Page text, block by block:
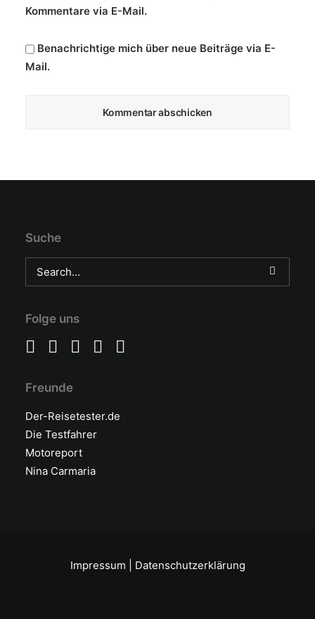
Kommentare via E-Mail.
Benachrichtige mich über neue Beiträge via E-
Mail.
Suche
Folge uns
Freunde
Der-Reisetester.de
Die Testfahrer
Motoreport
Nina Carmaria
Impressum Datenschutzerklärung